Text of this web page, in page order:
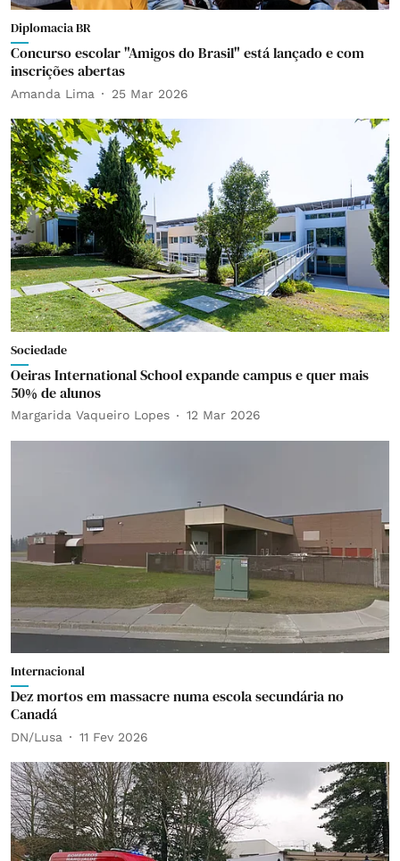
Diplomacia BR
Concurso escolar "Amigos do Brasil" está lançado e com
inscrições abertas
Amanda Lima 25 Mar 2026
Sociedade
Oeiras International School expande campus e quer mais
50% de alunos
Margarida Vaqueiro Lopes 12 Mar 2026
Internacional
Dez mortos em massacre numa escola secundária no
Canadá
DN/Lusa 11 Fev 2026